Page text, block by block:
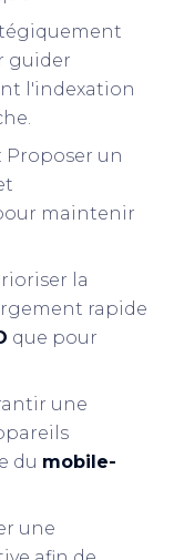
guider
l'indexation
: Proposer un
maintenir
la
rapide
que pour
une
du mobile-
une